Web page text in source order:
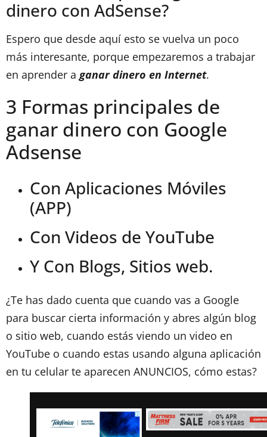
dinero con AdSense?
Espero que desde aquí esto se vuelva un poco
más interesante, porque empezaremos a trabajar
en aprender a ganar dinero en Internet.
3 Formas principales de
ganar dinero con Google
Adsense
Con Aplicaciones Móviles
(APP)
Con Videos de YouTube
Y Con Blogs, Sitios web.
¿Te has dado cuenta que cuando vas a Google
para buscar cierta información y abres algún blog
o sitio web, cuando estás viendo un video en
YouTube o cuando estas usando alguna aplicación
en tu celular te aparecen ANUNCIOS, cómo estas?